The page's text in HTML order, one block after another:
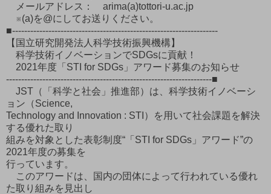
メールアドレス： arima(a)tottori-u.ac.jp
※(a)を@にしてお送りください。
■--------------------------------------------------------------------
【国立研究開発法人科学技術振興機構】
科学技術イノベーションでSDGsに貢献！
2021年度「STI for SDGs」アワード募集のお知らせ
--------------------------------------------------------------------■
JST（「科学と社会」推進部）は、科学技術イノベーシ
ョン（Science,
Technology and Innovation : STI）を用いて社会課題を解決
する優れた取り
組みを対象とした表彰制度“「STI for SDGs」アワード”の
2021年度の募集を
行っています。
このアワードは、国内の団体によって行われている優れ
た取り組みを見出し